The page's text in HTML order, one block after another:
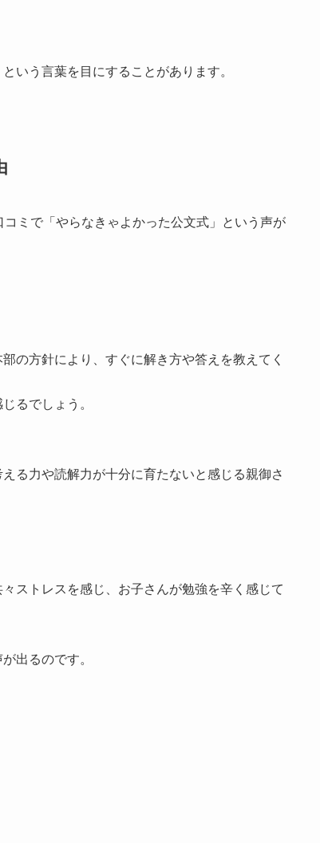
いう言葉を目にすることがあります。
ミで「やらなきゃよかった公文式」という声が
の方針により、すぐに解き方や答えを教えてく
るでしょう。
る力や読解力が十分に育たないと感じる親御さ
ストレスを感じ、お子さんが勉強を辛く感じて
出るのです。